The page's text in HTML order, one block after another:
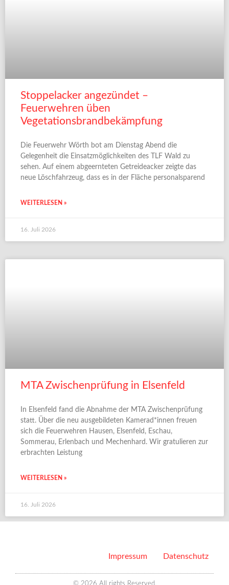
Stoppelacker angezündet –
Feuerwehren üben
Vegetationsbrandbekämpfung
Die Feuerwehr Wörth bot am Dienstag Abend die
Gelegenheit die Einsatzmöglichkeiten des TLF Wald zu
sehen. Auf einem abgeernteten Getreideacker zeigte das
neue Löschfahrzeug, dass es in der Fläche personalsparend
WEITERLESEN »
16. Juli 2026
MTA Zwischenprüfung in Elsenfeld
In Elsenfeld fand die Abnahme der MTA Zwischenprüfung
statt. Über die neu ausgebildeten Kamerad*innen freuen
sich die Feuerwehren Hausen, Elsenfeld, Eschau,
Sommerau, Erlenbach und Mechenhard. Wir gratulieren zur
erbrachten Leistung
WEITERLESEN »
16. Juli 2026
Impressum Datenschutz
© 2026 All rights Reserved.